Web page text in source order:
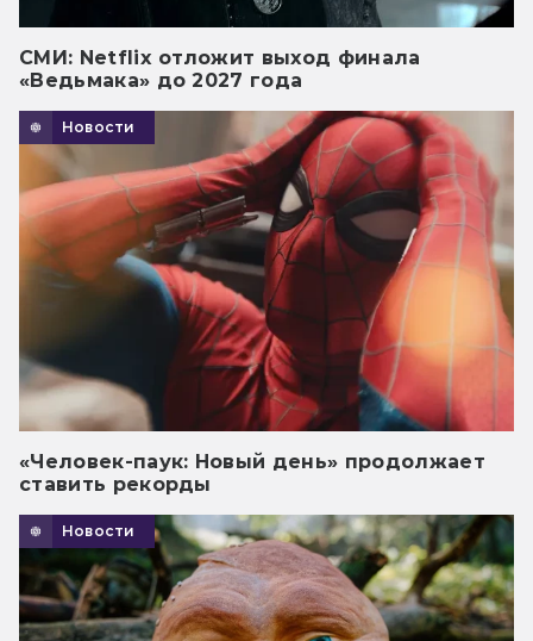
СМИ: Netflix отложит выход финала
«Ведьмака» до 2027 года
Новости
«Человек-паук: Новый день» продолжает
ставить рекорды
Новости